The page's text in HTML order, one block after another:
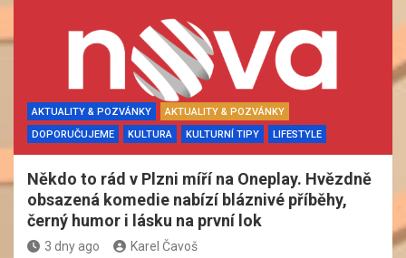
AKTUALITY & POZVÁNKY
AKTUALITY & POZVÁNKY
DOPORUČUJEME
KULTURA KULTURNÍ TIPY LIFESTYLE
Někdo to rád v Plzni míří na Oneplay. Hvězdně
obsazená komedie nabízí bláznivé příběhy,
černý humor i lásku na první lok
3 dny ago Karel Čavoš